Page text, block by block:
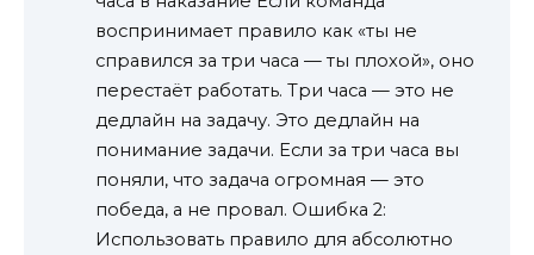
воспринимает правило как «ты не
справился за три часа — ты плохой», оно
перестаёт работать. Три часа — это не
дедлайн на задачу. Это дедлайн на
понимание задачи. Если за три часа вы
поняли, что задача огромная — это
победа, а не провал. Ошибка 2:
Использовать правило для абсолютно